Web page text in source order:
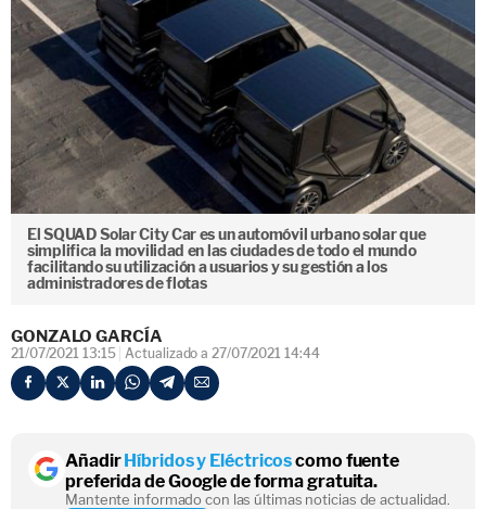
El SQUAD Solar City Car es un automóvil urbano solar que
simplifica la movilidad en las ciudades de todo el mundo
facilitando su utilización a usuarios y su gestión a los
administradores de flotas
GONZALO GARCÍA
21/07/2021 13:15 Actualizado a 27/07/2021 14:44
AñadirHíbridos y Eléctricoscomo fuente
preferida de Google de forma gratuita.
Mantente informado con las últimas noticias de actualidad.